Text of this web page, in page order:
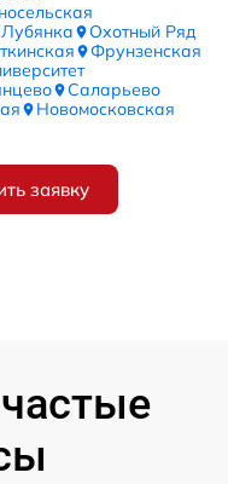
Лубянка
Охотный Ряд
Фрунзенская
Саларьево
Новомосковская
заявку